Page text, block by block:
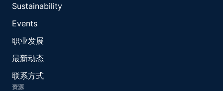
Sustainability
Events
职业发展
最新动态
联系方式
资源